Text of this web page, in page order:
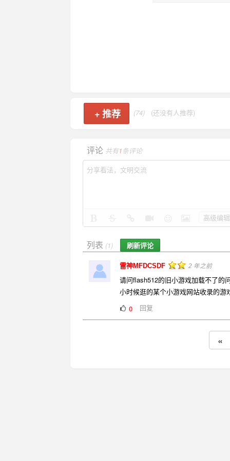
+ 推荐 (74) (还没有人推荐)
评论 共有1条评论
高级编辑
列表 (1) 刷新评论
雷神MFDCSDF 2 年之前
请问flash512的旧小游戏加载不了的
小时候逛的某个小游戏网站收录的
0
回复
«